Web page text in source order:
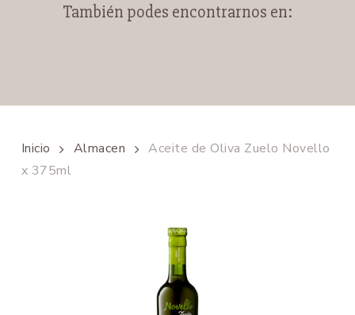
También podes encontrarnos en:
Inicio Almacen
Aceite de Oliva Zuelo Novello
x 375ml